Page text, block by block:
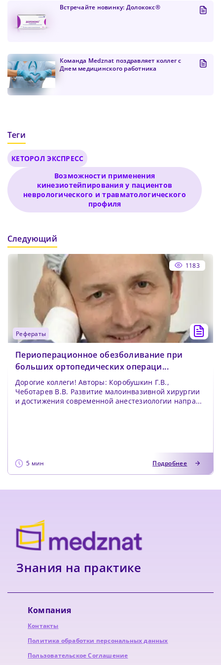
Как минимум одна строчная латинская буква
Пароль должен содержать от 8 до 12 символов
Встречайте новинку: Долококс®
Команда Medznat поздравляет коллег с
Днем медицинского работника
Теги
КЕТОРОЛ ЭКСПРЕСС
Возможности применения
кинезиотейпирования у пациентов
неврологического и травматологического
профиля
Следующий
1183
рефераты
Периоперационное обезболивание при
больших ортопедических операци...
Дорогие коллеги! Авторы: Коробушкин Г.В.,
Чеботарев В.В. Развитие малоинвазивной хирургии
и достижения современной анестезиологии напра...
5 мин Подробнее
Знания на практике
Компания
Контакты
Политика обработки персональных данных
Пользовательское Соглашение
Продолжить просмотр